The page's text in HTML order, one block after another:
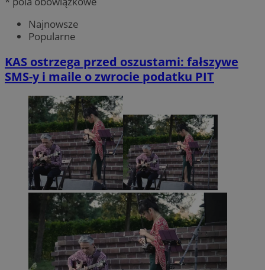
Najnowsze
Popularne
KAS ostrzega przed oszustami: fałszywe
SMS-y i maile o zwrocie podatku PIT